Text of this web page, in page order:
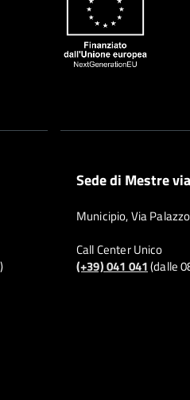
Sede di Mestre
Municipio, Via
Call Center Unico
(+39) 041 041(dalle